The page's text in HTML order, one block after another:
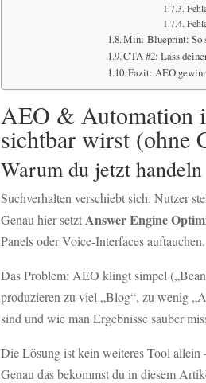
Mini-Blueprint: So
CTA #2: Lass
Fazit: AEO
AEO & Automation
sichtbar wirst (ohne
Warum du jetzt
Suchverhalten verschiebt sich: Nutzer
Genau hier setztAnswer Engine
Panels oder Voice-Interfaces auftauchen.
Das Problem: AEO klingt simpel
produzieren zu viel „Blog“, zu wenig
sind und wie man Ergebnisse sauber
Die Lösung ist kein weiteres Tool allein
Genau das bekommst du in diesem